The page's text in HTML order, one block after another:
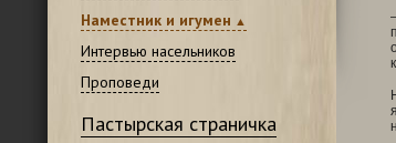
Наместник и игумен
Интервью насельников
Проповеди
Пастырская страничка